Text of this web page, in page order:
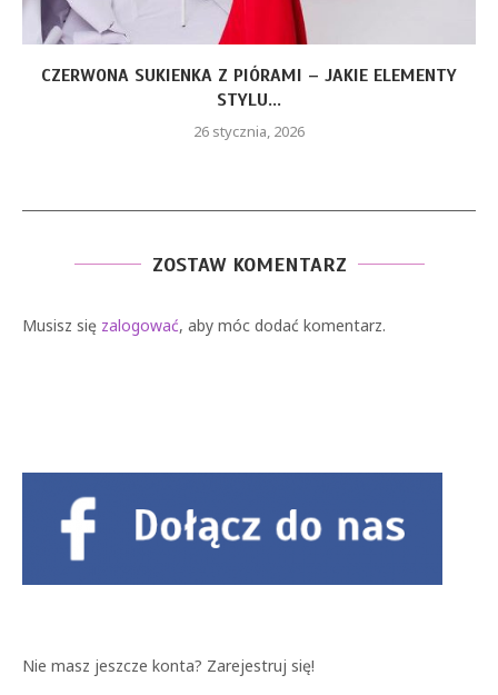
CZERWONA SUKIENKA Z PIÓRAMI – JAKIE ELEMENTY
STYLU...
26 stycznia, 2026
ZOSTAW KOMENTARZ
Musisz się zalogować, aby móc dodać komentarz.
Nie masz jeszcze konta? Zarejestruj się!